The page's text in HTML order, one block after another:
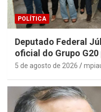
POLÍTICA
Deputado Federal
oficial do Grupo
5 de agosto de 2026